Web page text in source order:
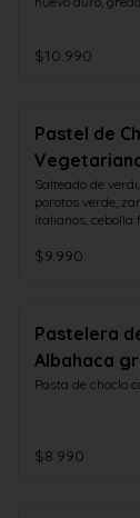
$10.990
Pastel de
Salteado de
porotos verde,
italianos, cebolla
$9.990
Pastelera
Albahaca
Pasta de choclo
$8.990